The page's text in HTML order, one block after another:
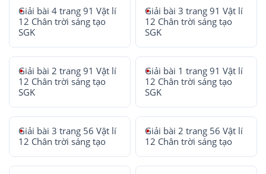
Giải bài 4 trang 91 Vật lí
12 Chân trời sáng tạo
SGK
Giải bài 3 trang 91 Vật lí
12 Chân trời sáng tạo
SGK
Giải bài 2 trang 91 Vật lí
12 Chân trời sáng tạo
SGK
Giải bài 1 trang 91 Vật lí
12 Chân trời sáng tạo
SGK
Giải bài 3 trang 56 Vật lí
12 Chân trời sáng tạo
Giải bài 2 trang 56 Vật lí
12 Chân trời sáng tạo